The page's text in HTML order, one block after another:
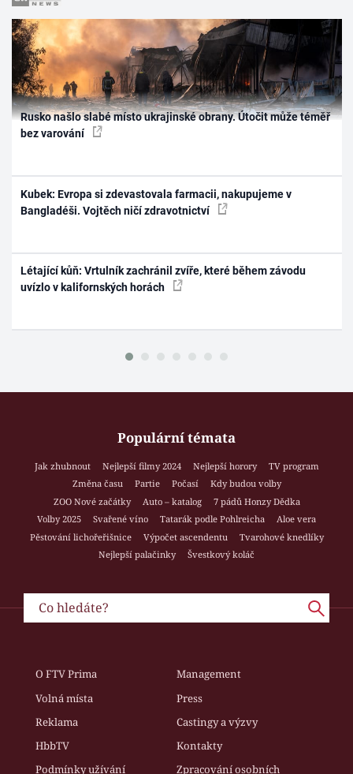
Rusko našlo slabé místo ukrajinské obrany. Útočit může téměř
bez varování
Kubek: Evropa si zdevastovala farmacii, nakupujeme v
Bangladéši. Vojtěch ničí zdravotnictví
Létající kůň: Vrtulník zachránil zvíře, které během závodu
uvízlo v kalifornských horách
Populární témata
Jak zhubnout Nejlepší filmy 2024 Nejlepší horory
TV program
Změna času
Partie Počasí
Kdy budou volby
ZOO Nové začátky
Auto – katalog
7 pádů Honzy Dědka
Volby 2025
Svařené víno Tatarák podle Pohlreicha
Aloe vera
Pěstování lichořeřišnice
Výpočet ascendentu
Tvarohové knedlíky
Nejlepší palačinky
Švestkový koláč
O FTV Prima
Management
Volná místa
Press
Reklama
Castingy a výzvy
HbbTV
Kontakty
Podmínky užívání
Zpracování osobních